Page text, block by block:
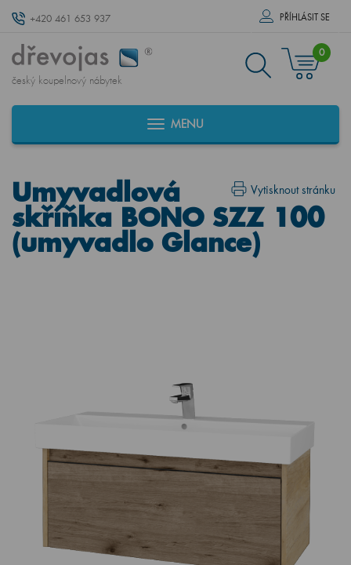
+420 461 653 937 PŘÍHLÁSIT SE
český koupelnový nábytek
0
MENU
Vytisknout stránku
Umyvadlová
skříňka BONO SZZ 100
(umyvadlo Glance)